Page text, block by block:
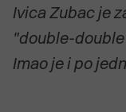
Ivica Zubac je
"double-
Imao je i po